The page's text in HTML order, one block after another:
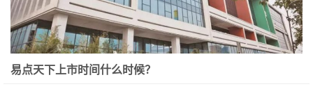
易点天下上市时间什么时候？